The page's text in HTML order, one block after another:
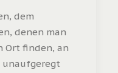
dem
denen man
Ort finden, an
unaufgeregt